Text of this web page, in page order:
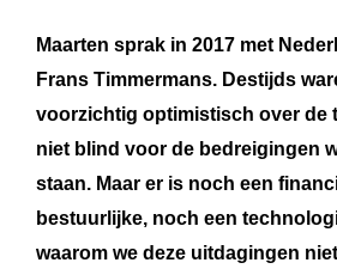
Maarten sprak in 2017 met
Frans Timmermans. Destijds
voorzichtig optimistisch over de
niet blind voor de bedreigingen
staan. Maar er is noch een
bestuurlijke, noch een
waarom we deze uitdagingen